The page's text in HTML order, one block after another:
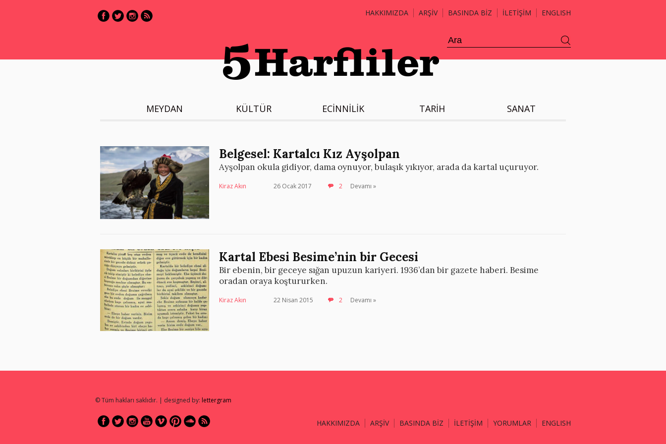
HAKKIMIZDA ARŞİV BASINDA BİZ İLETİŞİM ENGLISH
MEYDAN KÜLTÜR ECİNNİLİK TARİH SANAT
Belgesel: Kartalcı Kız Ayşolpan
Ayşolpan okula gidiyor, dama oynuyor, bulaşık yıkıyor, arada da kartal uçuruyor.
Kiraz Akın 26 Ocak 2017 2 Devamı »
Kartal Ebesi Besime’nin bir Gecesi
Bir ebenin, bir geceye sığan upuzun kariyeri. 1936’dan bir gazete haberi. Besime
oradan oraya koştururken.
Kiraz Akın 22 Nisan 2015 2 Devamı »
© Tüm hakları saklıdır. | designed by: lettergram
HAKKIMIZDA ARŞİV BASINDA BİZ İLETİŞİM YORUMLAR ENGLISH